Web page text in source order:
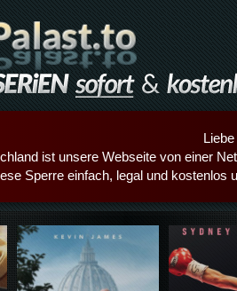
ist unsere Webseite von einer
Sperre einfach, legal und kostenlos
Details,Play